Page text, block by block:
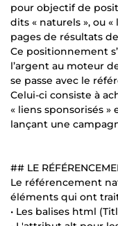
pour objectif de
dits « naturels », ou «
pages de résultats
Ce positionnement
l’argent au moteur
se passe avec le
Celui-ci consiste à
« liens sponsorisés »
lançant une
## LE
Le référencement
éléments qui ont
• Les balises html